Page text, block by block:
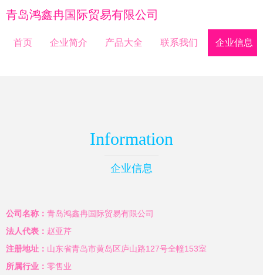
青岛鸿鑫冉国际贸易有限公司
首页 企业简介 产品大全 联系我们 企业信息
Information
企业信息
公司名称： 青岛鸿鑫冉国际贸易有限公司
法人代表： 赵亚芹
注册地址： 山东省青岛市黄岛区庐山路127号全幢153室
所属行业： 零售业